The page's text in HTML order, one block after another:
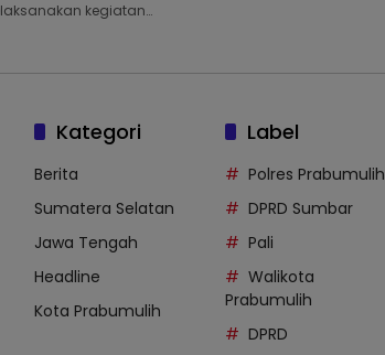
kegiatan…
Kategori
Berita
Sumatera Selatan
Jawa Tengah
Headline
Kota Prabumulih
Label
Polres Prabumulih
DPRD Sumbar
Pali
Walikota
Prabumulih
DPRD